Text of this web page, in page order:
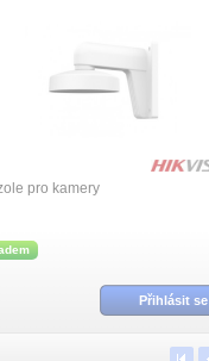
pro kamery
Přihlásit se